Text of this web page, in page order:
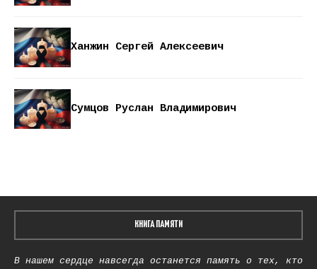
Ханжин Сергей Алексеевич
Сумцов Руслан Владимирович
КНИГА ПАМЯТИ
В нашем сердце навсегда останется память о тех, кто